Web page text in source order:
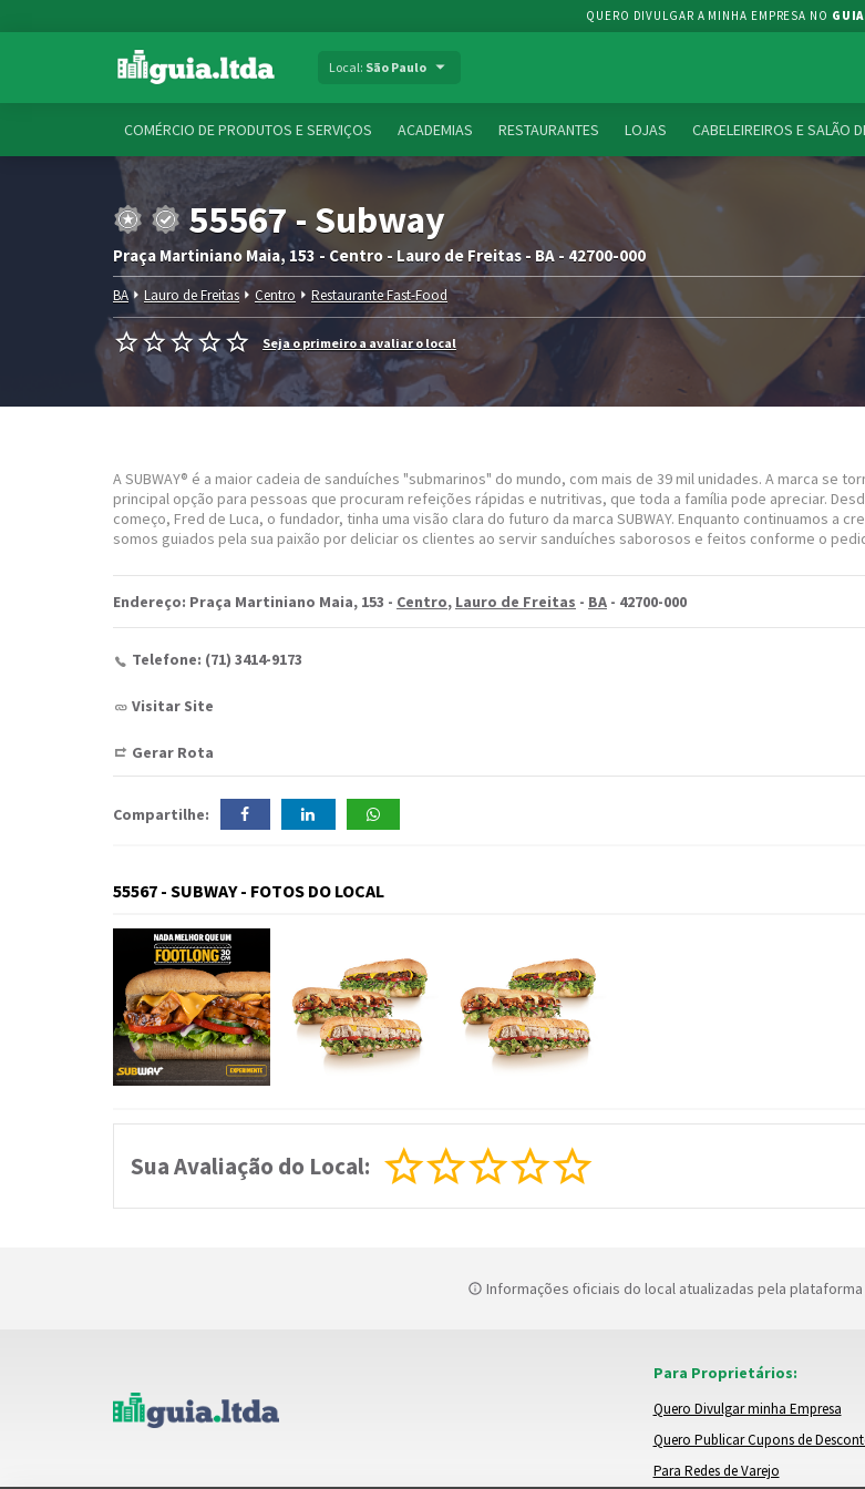
QUERO DIVULGAR A MINHA EMPRESA NO
Local: São Paulo
COMÉRCIO DE PRODUTOS E SERVIÇOS ACADEMIAS RESTAURANTES LOJAS CABELEIREIROS E SALÃO
55567 - Subway
Praça Martiniano Maia, 153 - Centro - Lauro de Freitas - BA - 42700-000
BA Lauro de Freitas Centro Restaurante Fast-Food
Seja o primeiro a avaliar o local
A SUBWAY® é a maior cadeia de sanduíches "submarinos" do mundo, com mais de 39 mil unidades. A marca se
principal opção para pessoas que procuram refeições rápidas e nutritivas, que toda a família pode apreciar.
começo, Fred de Luca, o fundador, tinha uma visão clara do futuro da marca SUBWAY. Enquanto continuamos a
somos guiados pela sua paixão por deliciar os clientes ao servir sanduíches saborosos e feitos conforme o
Endereço: Praça Martiniano Maia, 153 - Centro, Lauro de Freitas - BA - 42700-000
Telefone: (71) 3414-9173
Visitar Site
Gerar Rota
Compartilhe:
55567 - SUBWAY - FOTOS DO LOCAL
Sua Avaliação do Local:
Informações oficiais do local atualizadas pela
Para Proprietários:
Quero Divulgar minha Empresa
Quero Publicar Cupons de
Para Redes de Varejo